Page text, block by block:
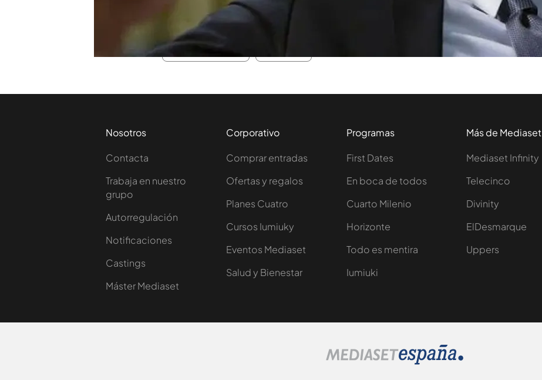
guapo, y creo que tienes unos ojos muy bonitos que a mí me gustaría ver”.
TEMAS
Nosotros
Contacta
Trabaja en nuestro
grupo
Autorregulación
Notificaciones
Castings
Máster Mediaset
Corporativo
Comprar entradas
Ofertas y regalos
Planes Cuatro
Cursos Iumiuky
Eventos Mediaset
Salud y Bienestar
Programas
First Dates
En boca de todos
Cuarto Milenio
Horizonte
Todo es mentira
Iumiuki
Más de Mediaset
Mediaset Infinity
Telecinco
Divinity
ElDesmarque
Uppers